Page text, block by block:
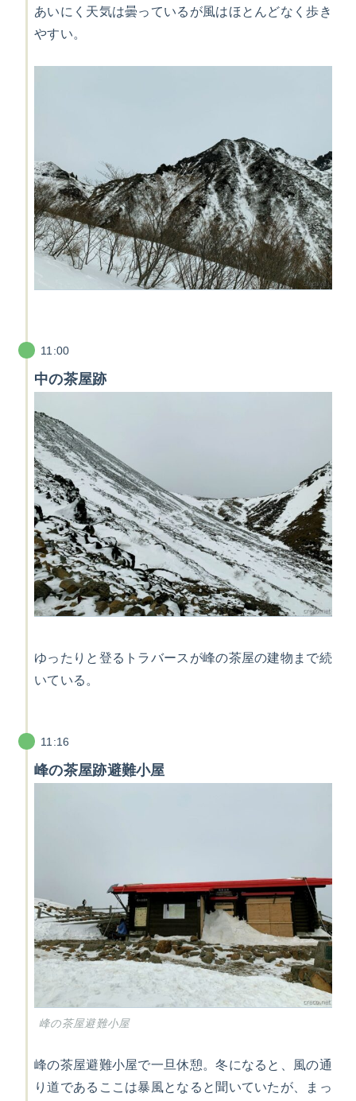
あいにく天気は曇っているが風はほとんどなく歩き
やすい。
11:00
中の茶屋跡
ゆったりと登るトラバースが峰の茶屋の建物まで続
いている。
11:16
峰の茶屋跡避難小屋
峰の茶屋避難小屋
峰の茶屋避難小屋で一旦休憩。冬になると、風の通
り道であるここは暴風となると聞いていたが、まっ